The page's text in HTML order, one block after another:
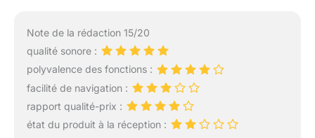
Note de la rédaction 15/20
qualité sonore :
polyvalence des fonctions :
facilité de navigation :
rapport qualité-prix :
état du produit à la réception :